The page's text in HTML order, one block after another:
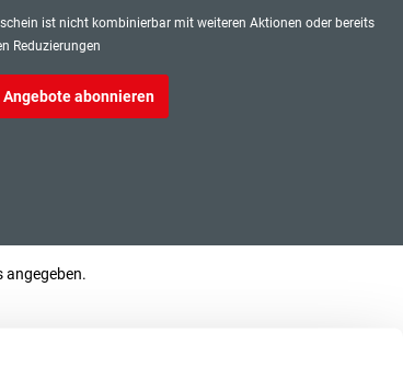
ist nicht kombinierbar mit weiteren Aktionen oder bereits
Reduzierungen
Angebote abonnieren
angegeben.